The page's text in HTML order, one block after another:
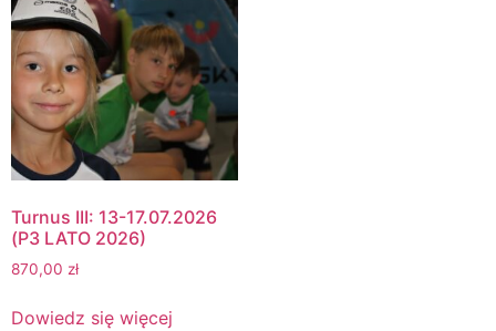
Turnus III: 13-17.07.2026
(P3 LATO 2026)
870,00 zł
Dowiedz się więcej